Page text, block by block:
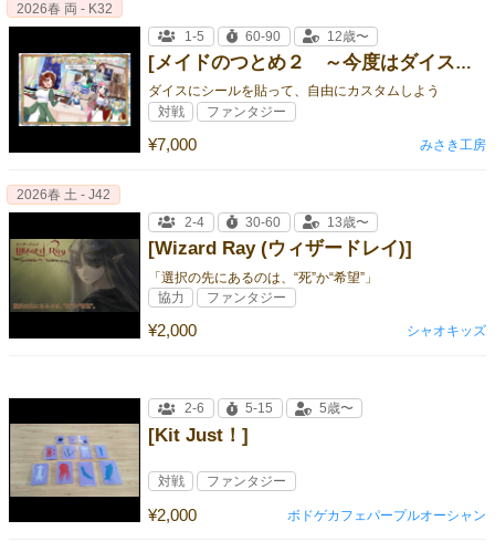
[メイドのつとめ２ ～今度はダイス構築だぜっ～]
ダイスにシールを貼って、自由にカスタムしよう
¥7,000
2026春 両 - K32
1-5
60-90 12歳〜
対戦 ファンタジー
みさき工房
[Wizard Ray (ウィザードレイ)]
「選択の先にあるのは、“死”か“希望”」
¥2,000
2026春 土 - J42
2-4
30-60 13歳〜
協力 ファンタジー
シャオキッズ
[Kit Just！]
¥2,000
2-6 5-15 5歳〜
対戦 ファンタジー
ボドゲカフェパープルオーシャン